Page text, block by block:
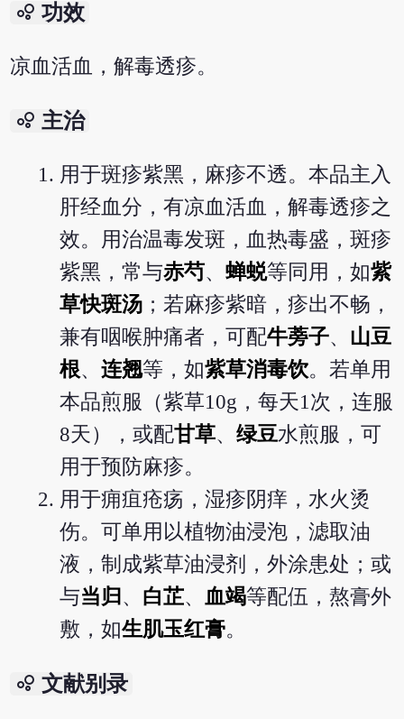
bubble_chart 功效
凉血活血，解毒透疹。
bubble_chart 主治
用于斑疹紫黑，麻疹不透。本品主入
肝经血分，有凉血活血，解毒透疹之
效。用治温毒发斑，血热毒盛，斑疹
紫黑，常与赤芍、蝉蜕等同用，如紫
草快斑汤 ；若麻疹紫暗，疹出不畅，
兼有咽喉肿痛者，可配牛蒡子、 山豆
根、连翘等，如紫草消毒饮。若单用
本品煎服（紫草10g，每天1次，连服
8天），或配甘草、绿豆水煎服，可
用于预防麻疹。
用于痈疽疮疡，湿疹阴痒，水火烫
伤。可单用以植物油浸泡，滤取油
液，制成紫草油浸剂，外涂患处；或
与当归 、 白芷、血竭等配伍，熬膏外
敷，如生肌玉红膏。
bubble_chart 文献别录